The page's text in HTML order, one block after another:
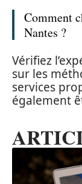
Comment
Nantes ?
Vérifiez
sur les
services
également